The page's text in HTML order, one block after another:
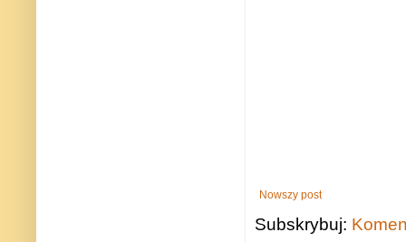
Nowszy post
Subskrybuj: